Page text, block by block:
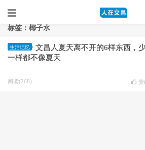
标签：椰子水
生活记忆
文昌人夏天离不开的6样东西，
一样都不像夏天
阅读(268) 赞(